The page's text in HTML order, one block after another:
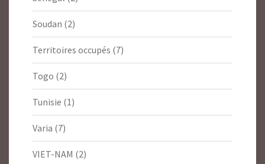
Soudan (2)
Territoires occupés (7)
Togo (2)
Tunisie (1)
Varia (7)
VIET-NAM (2)